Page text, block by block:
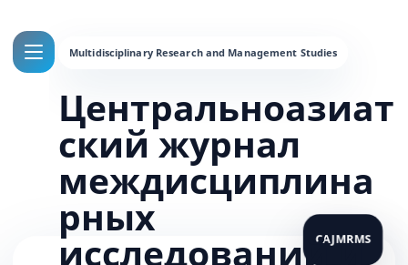
Центральноазиат
ский журнал
междисциплина
рных
исследований и